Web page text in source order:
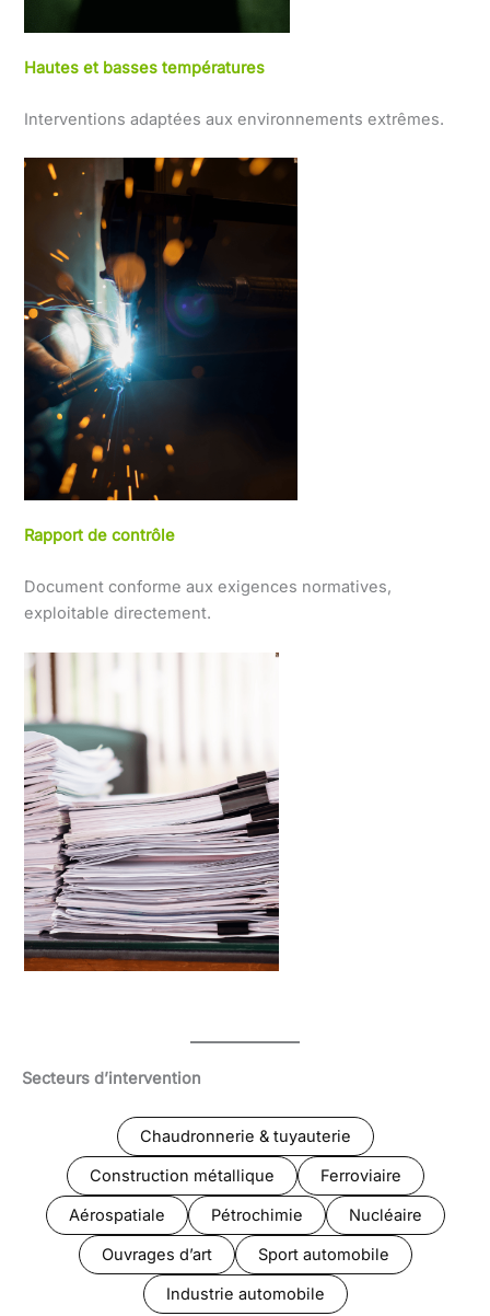
Hautes et basses températures
Interventions adaptées aux environnements extrêmes.
Rapport de contrôle
Document conforme aux exigences normatives,
exploitable directement.
Secteurs d’intervention
Chaudronnerie & tuyauterie
Construction métallique
Ferroviaire
Aérospatiale
Pétrochimie
Nucléaire
Ouvrages d’art
Sport automobile
Industrie automobile